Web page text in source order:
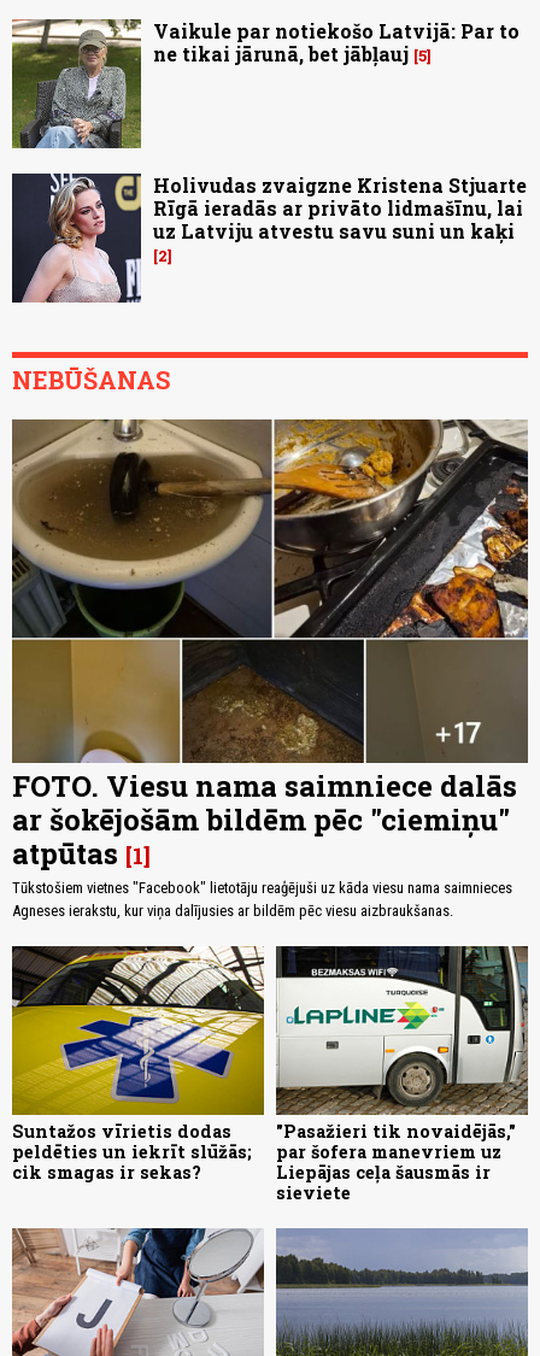
Vaikule par notiekošo Latvijā: Par to
ne tikai jārunā, bet jābļauj 5
Holivudas zvaigzne Kristena Stjuarte
Rīgā ieradās ar privāto lidmašīnu, lai
uz Latviju atvestu savu suni un kaķi
2
NEBŪŠANAS
FOTO. Viesu nama saimniece dalās
ar šokējošām bildēm pēc "ciemiņu"
atpūtas 1
Tūkstošiem vietnes "Facebook" lietotāju reaģējuši uz kāda viesu nama saimnieces
Agneses ierakstu, kur viņa dalījusies ar bildēm pēc viesu aizbraukšanas.
Suntažos vīrietis dodas
peldēties un iekrīt slūžās;
cik smagas ir sekas?
"Pasažieri tik novaidējās,"
par šofera manevriem uz
Liepājas ceļa šausmās ir
sieviete